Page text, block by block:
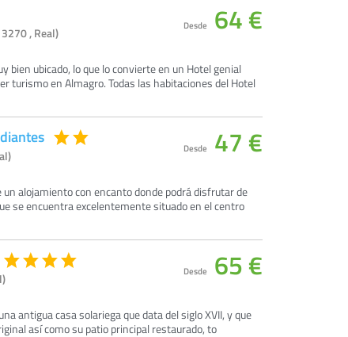
, Real)
bien ubicado, lo que lo convierte en un Hotel genial
turismo en Almagro. Todas las habitaciones del Hotel
Desde 64 €
un alojamiento con encanto donde podrá disfrutar de
se encuentra excelentemente situado en el centro
Desde 47 €
antigua casa solariega que data del siglo XVII, y que
así como su patio principal restaurado, to
Desde 65 €